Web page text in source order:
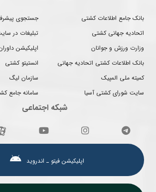
بانک جامع اطلاعات کشتی
اتحادیه جهانی کشتی
وزارت ورزش و جوانان
بانک اطلاعات کشتی اتحادیه جهانی
کمیته ملی المپیک
سایت شورای کشتی آسیا
جستجوی
تبلیغات در
اپلیکیشن
انستیتو کشتی
سازمان لیگ
سامانه جامع
شبکه اجتماعی
اپلیکیشن فیتو ـ اندروید